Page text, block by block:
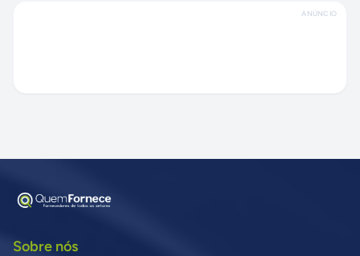
ANÚNCIO
Sobre nós